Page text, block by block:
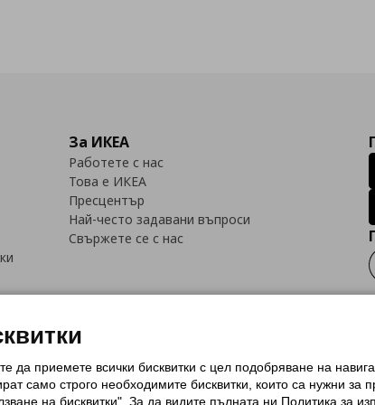
За ИКЕА
Работете с нас
Това е ИКЕА
Пресцентър
Най-често задавани въпроси
Свържете се с нас
(Cookies)Избор на настройки за използване на бисквитки
Политика за защита на личните данни на ikea.bg Общи условия на
да приемете всички бисквитки с цел подобряване на
само строго необходимитe бисквитки, които са нужни
на бисквитки". За да видите пълната ни Политика за